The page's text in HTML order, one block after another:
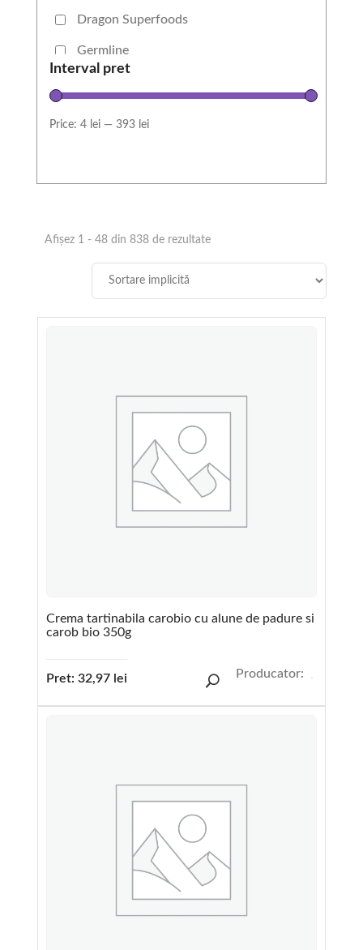
Dragon Superfoods
Germline
Interval pret
Price: 4 lei— 393 lei
Afișez 1 - 48 din 838 de rezultate
Crema tartinabila carobio cu alune de padure si
carob bio 350g
Pret: 32,97 lei Producator: